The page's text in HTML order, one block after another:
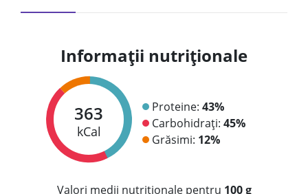
Informații nutriționale
363
kCal
Proteine: 43%
Carbohidrați: 45%
Grăsimi: 12%
Valori medii nutriționale pentru 100 g